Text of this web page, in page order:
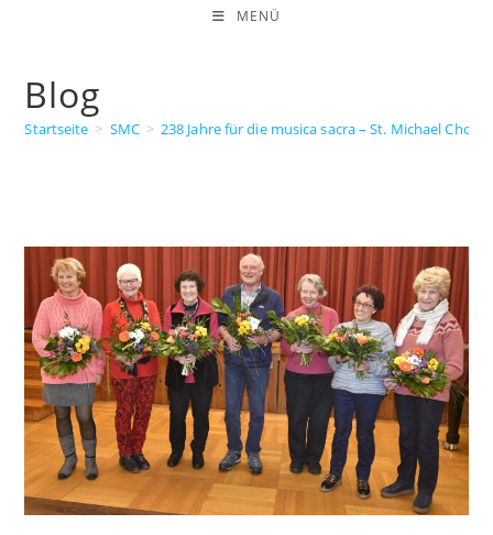
MENÜ
Blog
Startseite > SMC > 238 Jahre für die musica sacra – St. Michael